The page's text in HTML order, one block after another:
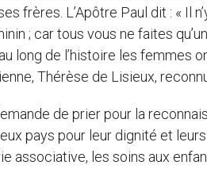
frères. L’Apôtre Paul dit : « Il
; car tous vous ne faites
long de l’histoire les femmes
Thérèse de Lisieux,
de prier pour la
pays pour leur dignité et
associative, les soins aux